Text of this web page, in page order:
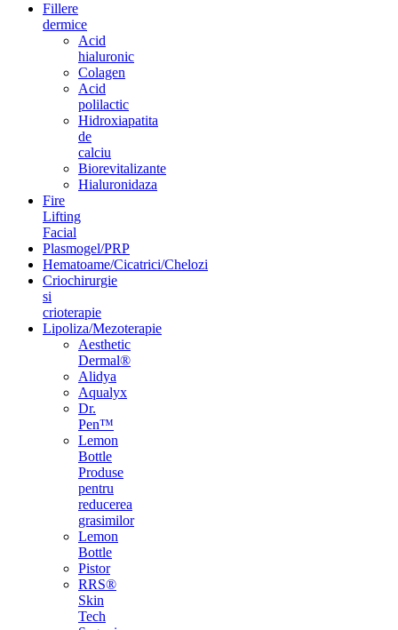
Fillere
dermice
Acid
hialuronic
Colagen
Acid
polilactic
Hidroxiapatita
de
calciu
Biorevitalizante
Hialuronidaza
Fire
Lifting
Facial
Plasmogel/PRP
Hematoame/Cicatrici/Chelozi
Criochirurgie
si
crioterapie
Lipoliza/Mezoterapie
Aesthetic
Dermal®
Alidya
Aqualyx
Dr.
Pen™
Lemon
Bottle
Produse
pentru
reducerea
grasimilor
Lemon
Bottle
Pistor
RRS®
Skin
Tech